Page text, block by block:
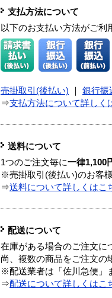
支払方法について
以下のお支払い方法がご利
売掛取引(後払い) 銀行振
⇒支払方法について詳しく
送料について
1つのご注文毎に一律1,100
※売掛取引(後払い)のお客
⇒送料について詳しくはこ
配送について
在庫がある場合のご注文に
尚、複数の商品をご注文の
※配送業者は「佐川急便」
⇒配送について詳しくはこ